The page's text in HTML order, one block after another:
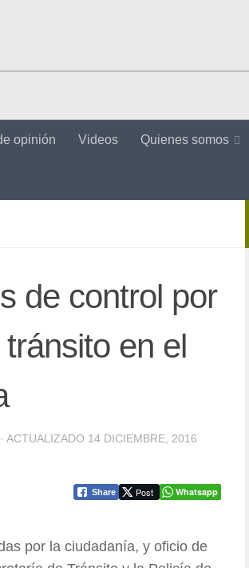
opinión Videos Quienes somos
de control por
en el
· ACTUALIZADO 14 DICIEMBRE, 2016
Share Post Whatsapp
por la ciudadanía, y oficio de